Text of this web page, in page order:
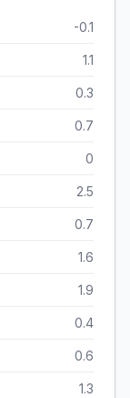
-0.1
1.1
0.3
0.7
0
2.5
0.7
1.6
1.9
0.4
0.6
1.3